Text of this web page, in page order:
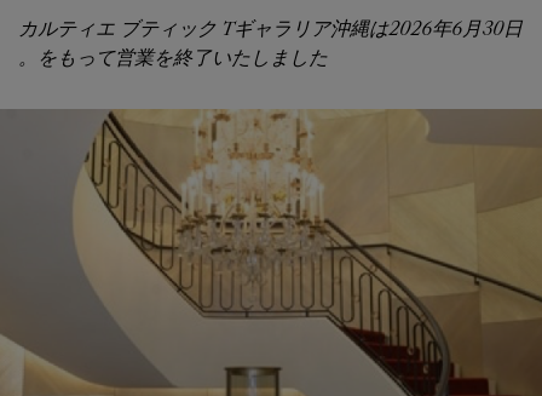
カルティエ ブティック Tギャラリア沖縄は2026年6月30日
をもって営業を終了いたしました。